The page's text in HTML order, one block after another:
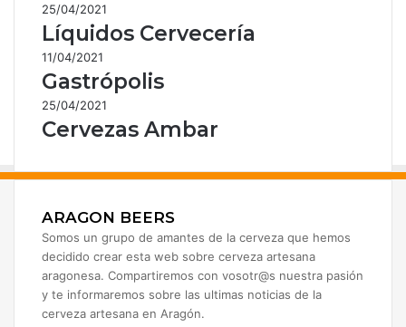
25/04/2021
Líquidos Cervecería
11/04/2021
Gastrópolis
25/04/2021
Cervezas Ambar
ARAGON BEERS
Somos un grupo de amantes de la cerveza que hemos
decidido crear esta web sobre cerveza artesana
aragonesa. Compartiremos con vosotr@s nuestra pasión
y te informaremos sobre las ultimas noticias de la
cerveza artesana en Aragón.